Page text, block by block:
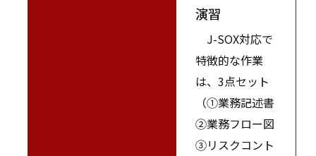
演習
J-SOX対応で
特徴的な作業
は、3点セット
（①業務記述書
②業務フロー図
③リスクコント